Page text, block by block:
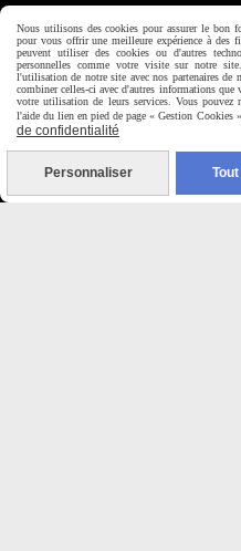
Horaire
Du Mardi
9H00 -
Nous utilisons des cookies pour assurer le bon
pour vous offrir une meilleure expérience à des
peuvent utiliser des cookies ou d'autres
personnelles comme votre visite sur notre
l'utilisation de notre site avec nos partenaires de
combiner celles-ci avec d'autres informations
votre utilisation de leurs services. Vous pouvez
l'aide du lien en pied de page « Gestion
de confidentialité
Personnaliser